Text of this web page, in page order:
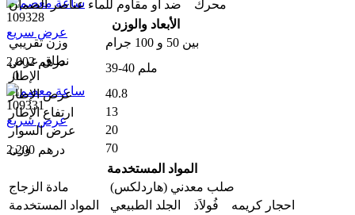
109328
عرض سريع
2,002 درهم
0
109331
عرض سريع
2,200 درهم
عناصر الضمان محرك ضد او مقاوم للماء
الأبعاد والوزن
وزن تقريبي
بين 50 و 100 جرام
نطاق عرض
الإطار
39-40 ملم
عرض الإطار
40.8
ارتفاع الإطار
13
عرض السوار
20
وزن
70
المواد المستخدمة
مادة الزجاج
صلب معدني (هاردلكس)
المواد المستخدمة
احجار کریمه فُولاَذ الجلد الطبيعي